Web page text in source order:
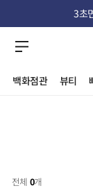
3초
백화점관 뷰티
전체 0개